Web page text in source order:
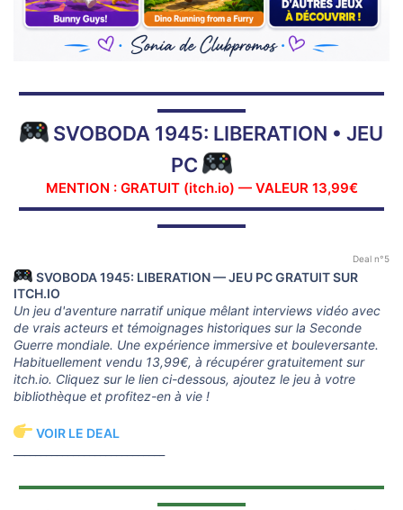
▬▬▬▬▬▬▬▬▬▬▬▬▬▬▬▬▬▬▬▬▬▬▬▬▬▬▬▬▬
▬▬▬▬▬▬▬
SVOBODA 1945: LIBERATION • JEU
PC
MENTION : GRATUIT (itch.io) — VALEUR 13,99€
▬▬▬▬▬▬▬▬▬▬▬▬▬▬▬▬▬▬▬▬▬▬▬▬▬▬▬▬▬
▬▬▬▬▬▬▬
Deal n°5
SVOBODA 1945: LIBERATION — JEU PC GRATUIT SUR
ITCH.IO
Un jeu d'aventure narratif unique mêlant interviews vidéo avec
de vrais acteurs et témoignages historiques sur la Seconde
Guerre mondiale. Une expérience immersive et bouleversante.
Habituellement vendu 13,99€, à récupérer gratuitement sur
itch.io. Cliquez sur le lien ci-dessous, ajoutez le jeu à votre
bibliothèque et profitez-en à vie !
VOIR LE DEAL
▬▬▬▬▬▬▬▬▬▬▬▬▬▬▬▬▬▬▬▬▬▬▬▬▬▬▬▬▬
▬▬▬▬▬▬▬